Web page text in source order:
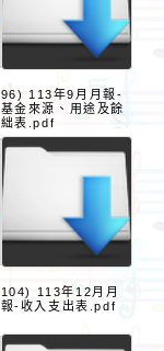
96) 113年9月月報-
基金來源、用途及餘
絀表.pdf
104) 113年12月月
報-收入支出表.pdf